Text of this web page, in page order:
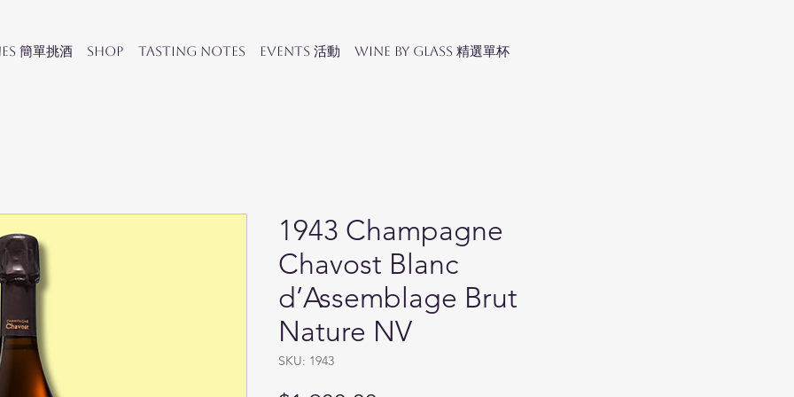
簡單挑酒 SHOP Tasting Notes Events 活動 Wine by Glass 精選單杯
1943 Champagne
Chavost Blanc
d’Assemblage Brut
Nature NV
SKU: 1943